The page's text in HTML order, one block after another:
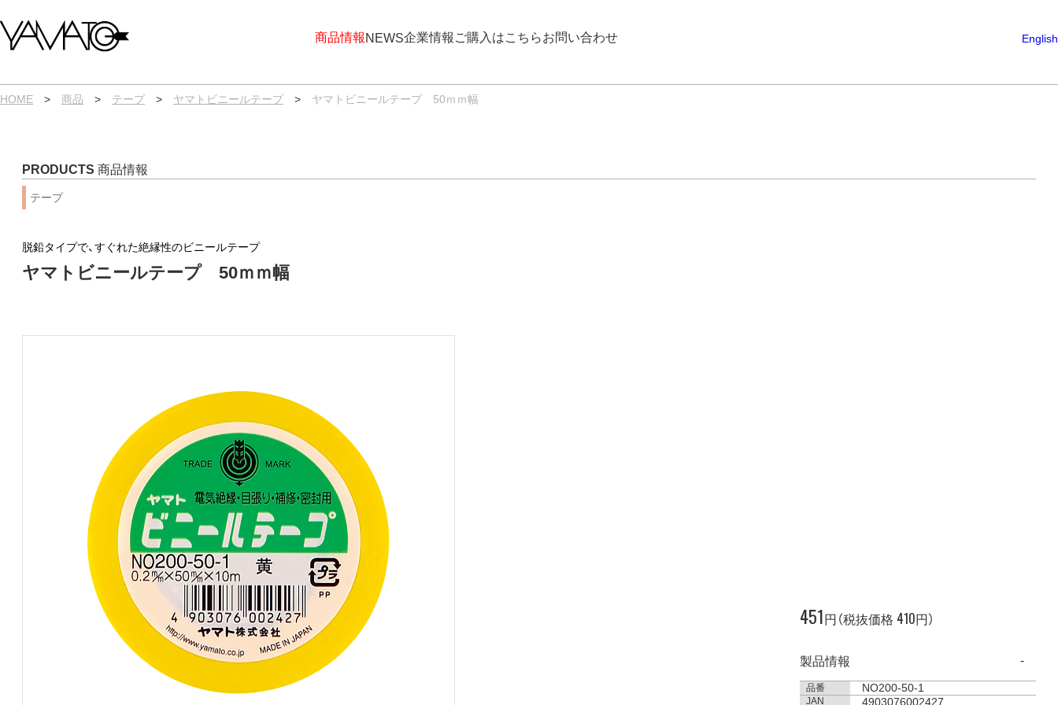
容
を
ッ
プ
商品情報 NEWS企業情報 ご購入はこちらお問い合わせ English
HOME > 商品 > テープ > ヤマトビニールテープ > ヤマトビニールテープ 50ｍｍ幅
PRODUCTS 商品情報
テープ
脱鉛タイプで、すぐれた絶縁性のビニールテープ
ヤマトビニールテープ 50ｍｍ幅
451 円（税抜価格 410円）
製品情報
品番 NO200-50-1
JAN 4903076002427